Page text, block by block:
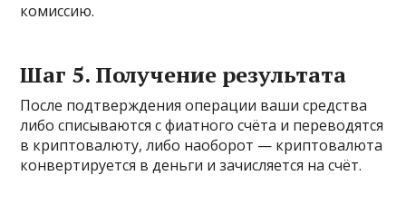
комиссию.
Шаг 5. Получение результата
После подтверждения операции ваши средства
либо списываются с фиатного счёта и переводятся
в криптовалюту, либо наоборот — криптовалюта
конвертируется в деньги и зачисляется на счёт.